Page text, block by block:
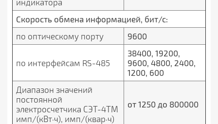
индикатора
Скорость обмена информацией, бит/с:
по оптическому порту
9600
по интерфейсам RS-485
38400, 19200,
9600, 4800, 2400,
1200, 600
Диапазон значений
постоянной
электросчетчика СЭТ-4ТМ
имп/(кВт·ч), имп/(квар·ч)
от 1250 до 800000